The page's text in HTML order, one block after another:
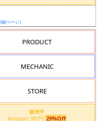
細ページ）
PRODUCT
MECHANIC
STORE
販売中
Amazon 391円 29%Off